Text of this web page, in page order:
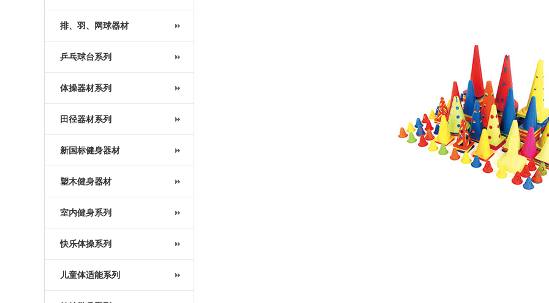
排、羽、网球器材
乒乓球台系列
体操器材系列
田径器材系列
新国标健身器材
塑木健身器材
室内健身系列
快乐体操系列
儿童体适能系列